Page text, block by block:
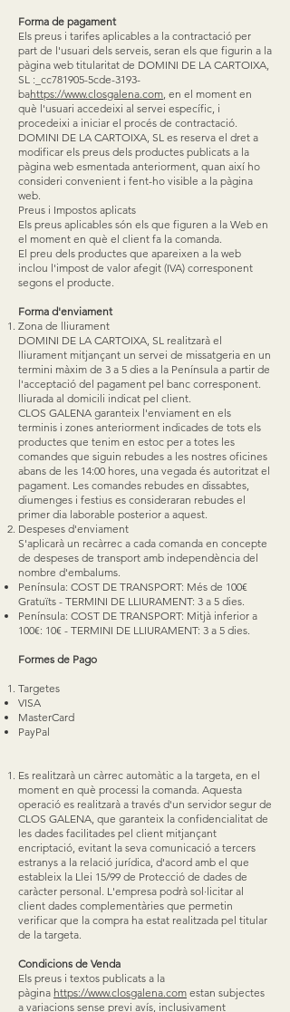
Forma de pagament
Els preus i tarifes aplicables a la contractació per
part de l'usuari dels serveis, seran els que figurin a la
pàgina web titularitat de DOMINI DE LA CARTOIXA,
SL :_cc781905-5cde-3193-
bahttps://www.closgalena.com , en el moment en
què l'usuari accedeixi al servei específic, i
procedeixi a iniciar el procés de contractació.
DOMINI DE LA CARTOIXA, SL es reserva el dret a
modificar els preus dels productes publicats a la
pàgina web esmentada anteriorment, quan així ho
consideri convenient i fent-ho visible a la pàgina
web.
Preus i Impostos aplicats
Els preus aplicables són els que figuren a la Web en
el moment en què el client fa la comanda.
El preu dels productes que apareixen a la web
inclou l'impost de valor afegit (IVA) corresponent
segons el producte.
Forma d'enviament
Zona de lliurament
DOMINI DE LA CARTOIXA, SL realitzarà el
lliurament mitjançant un servei de missatgeria en un
termini màxim de 3 a 5 dies a la Península a partir de
l'acceptació del pagament pel banc corresponent.
lliurada al domicili indicat pel client.
CLOS GALENA garanteix l'enviament en els
terminis i zones anteriorment indicades de tots els
productes que tenim en estoc per a totes les
comandes que siguin rebudes a les nostres oficines
abans de les 14:00 hores, una vegada és autoritzat el
pagament. Les comandes rebudes en dissabtes,
diumenges i festius es consideraran rebudes el
primer dia laborable posterior a aquest.
Despeses d'enviament
S'aplicarà un recàrrec a cada comanda en concepte
de despeses de transport amb independència del
nombre d'embalums.
Península: COST DE TRANSPORT: Més de 100€
Gratuïts - TERMINI DE LLIURAMENT: 3 a 5 dies.
Península: COST DE TRANSPORT: Mitjà inferior a
100€: 10€ - TERMINI DE LLIURAMENT: 3 a 5 dies.
Formes de Pago
Targetes
VISA
MasterCard
PayPal
Es realitzarà un càrrec automàtic a la targeta, en el
moment en què processi la comanda. Aquesta
operació es realitzarà a través d'un servidor segur de
CLOS GALENA, que garanteix la confidencialitat de
les dades facilitades pel client mitjançant
encriptació, evitant la seva comunicació a tercers
estranys a la relació jurídica, d'acord amb el que
estableix la Llei 15/99 de Protecció de dades de
caràcter personal. L'empresa podrà sol·licitar al
client dades complementàries que permetin
verificar que la compra ha estat realitzada pel titular
de la targeta.
Condicions de Venda
Els preus i textos publicats a la
pàgina https://www.closgalena.com estan subjectes
a variacions sense previ avís, inclusivament